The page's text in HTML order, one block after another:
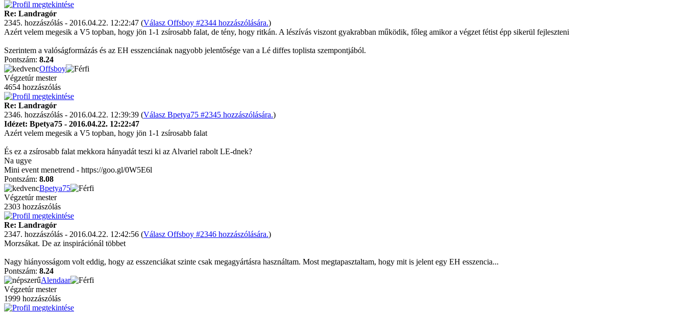
Re: Landragór
2345. hozzászólás - 2016.04.22. 12:22:47 (Válasz Offsboy #2344 hozzászólására.)
Azért velem megesik a V5 topban, hogy jön 1-1 zsírosabb falat, de tény, hogy ritkán. A lészívás viszont gyakrabban működik, főleg amikor a végzet fétist épp sikerül fejleszteni
Szerintem a valóságformázás és az EH esszenciának nagyobb jelentősége van a Lé diffes toplista szempontjából.
Pontszám: 8.24
Offsboy
Végzetúr mester
4654 hozzászólás
Re: Landragór
2346. hozzászólás - 2016.04.22. 12:39:39 (Válasz Bpetya75 #2345 hozzászólására.)
Idézet: Bpetya75 - 2016.04.22. 12:22:47
Azért velem megesik a V5 topban, hogy jön 1-1 zsírosabb falat
És ez a zsírosabb falat mekkora hányadát teszi ki az Alvariel rabolt LE-dnek?
Na ugye
Mini event menetrend - https://goo.gl/0W5E6l
Pontszám: 8.08
Bpetya75
Végzetúr mester
2303 hozzászólás
Re: Landragór
2347. hozzászólás - 2016.04.22. 12:42:56 (Válasz Offsboy #2346 hozzászólására.)
Morzsákat. De az inspirációnál többet
Nagy hiányosságom volt eddig, hogy az esszenciákat szinte csak megagyártásra használtam. Most megtapasztaltam, hogy mit is jelent egy EH esszencia...
Pontszám: 8.24
Alendaar
Végzetúr mester
1999 hozzászólás